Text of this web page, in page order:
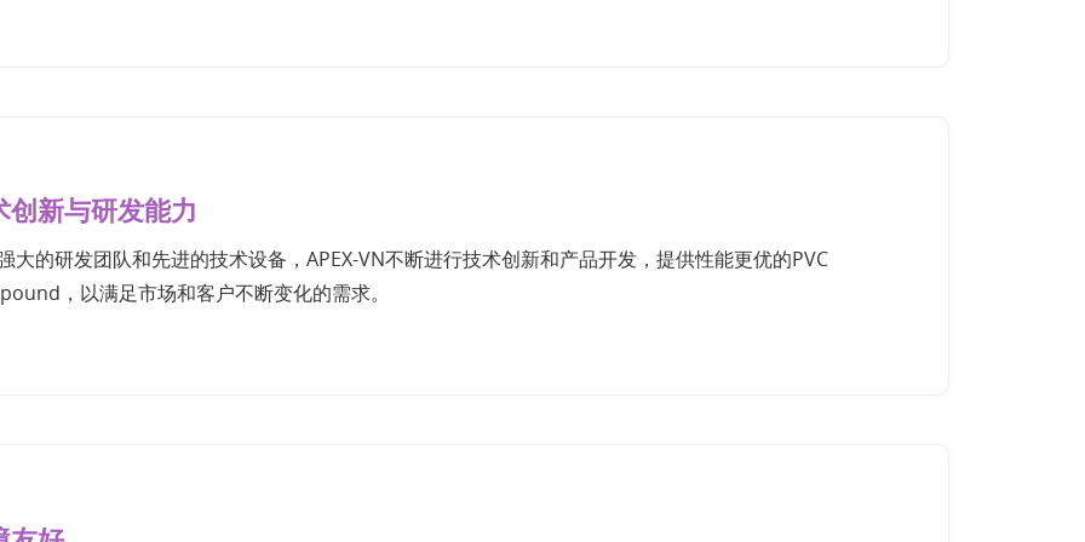
创新与研发能力
大的研发团队和先进的技术设备，APEX-VN不断进行技术创新和产品开发，提供性能更优的PVC
，以满足市场和客户不断变化的需求。